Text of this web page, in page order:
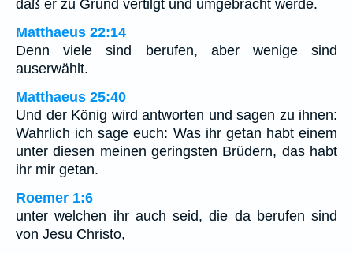
daß er zu Grund vertilgt und umgebracht werde.
Matthaeus 22:14
Denn viele sind berufen, aber wenige sind
auserwählt.
Matthaeus 25:40
Und der König wird antworten und sagen zu ihnen:
Wahrlich ich sage euch: Was ihr getan habt einem
unter diesen meinen geringsten Brüdern, das habt
ihr mir getan.
Roemer 1:6
unter welchen ihr auch seid, die da berufen sind
von Jesu Christo,